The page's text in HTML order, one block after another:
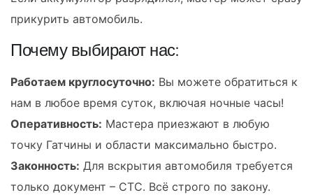
прикурить автомобиль.
Почему выбирают нас:
Работаем круглосуточно: Вы можете обратиться к
нам в любое время суток, включая ночные часы!
Оперативность: Мастера приезжают в любую
точку Гатчины и области максимально быстро.
Законность: Для вскрытия автомобиля требуется
только документ – СТС. Всё строго по закону.